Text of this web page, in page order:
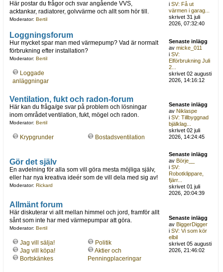
Här postar du frågor och svar angående VVS,
acktankar, radiatorer, golvvärme och allt som hör till.
Moderator: Bertil
iSV: Få ut
värmen i garag...
skrivet 31 juli
2026, 07:32:40
Loggningsforum
Hur mycket spar man med värmepump? Vad är normalt
förbrukning efter installation?
Moderator: Bertil
Loggade
anläggningar
Senaste inlägg
avmicke_011
iSV:
Elförbrukning Juli
2...
skrivet 02 augusti
2026, 14:16:12
Ventilation, fukt och radon-forum
Här kan du fråga/ge svar på problem och lösningar
inom området ventilation, fukt, mögel och radon.
Moderator: Bertil
Krypgrunder Bostadsventilation
Senaste inlägg
avNiklaspe
iSV: Tillbyggnad
bjälklag...
skrivet 02 juli
2026, 14:24:45
Gör det själv
En avdelning för alla som vill göra mesta möjliga själv,
eller har nya kreativa ideér som de vill dela med sig av!
Moderator: Rickard
Senaste inlägg
avBörje__
iSV:
Robotklippare,
fjärr...
skrivet 01 juli
2026, 20:04:39
Allmänt forum
Här diskuterar vi allt mellan himmel och jord, framför allt
sånt som inte har med värmepumpar att göra.
Moderator: Bertil
Jag vill sälja!
Jag vill köpa!
Bortskänkes
Politik
Aktier och
Penningplaceringar
Senaste inlägg
avBiggerDigger
iSV: Vi som kör
elbil
skrivet 05 augusti
2026, 21:46:02